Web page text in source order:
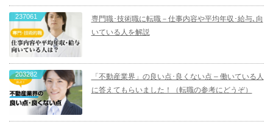
237061
専門職･技術職に転職－仕事内容や平均年収･給与､向
いている人を解説
203282
「不動産業界」の良い点･良くない点 – 働いている人
に答えてもらいました！（転職の参考にどうぞ）